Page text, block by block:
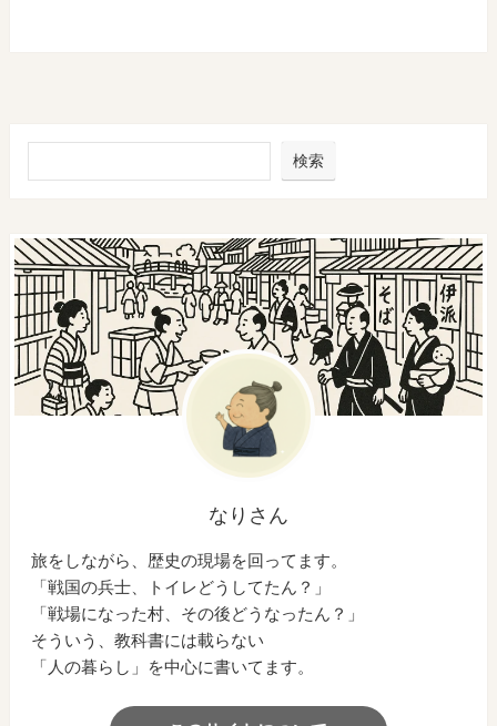
検索
なりさん
旅をしながら、歴史の現場を回ってます。
「戦国の兵士、トイレどうしてたん？」
「戦場になった村、その後どうなったん？」
そういう、教科書には載らない
「人の暮らし」を中心に書いてます。